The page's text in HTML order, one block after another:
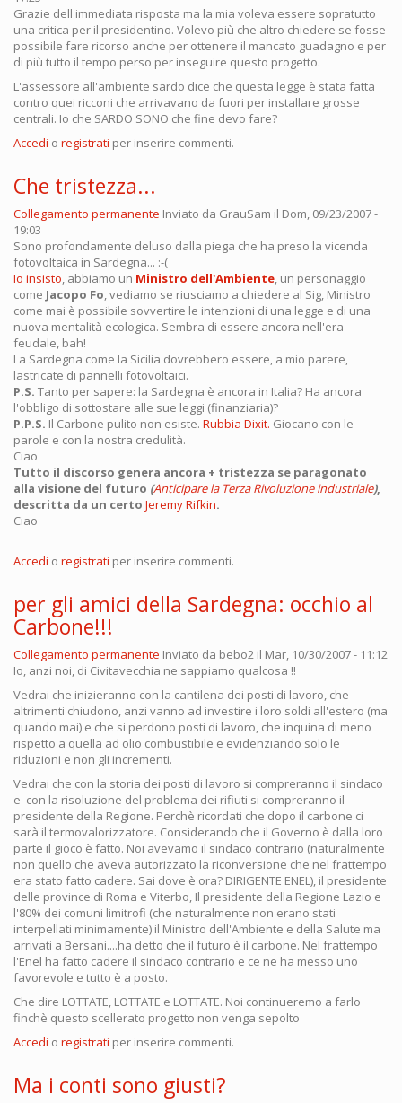
Grazie dell'immediata risposta ma la mia voleva essere sopratutto
una critica per il presidentino. Volevo più che altro chiedere se fosse
possibile fare ricorso anche per ottenere il mancato guadagno e per
di più tutto il tempo perso per inseguire questo progetto.
L'assessore all'ambiente sardo dice che questa legge è stata fatta
contro quei ricconi che arrivavano da fuori per installare grosse
centrali. Io che SARDO SONO che fine devo fare?
Accedi o registrati per inserire commenti.
Che tristezza...
Collegamento permanente Inviato da GrauSam il Dom, 09/23/2007 -
19:03
Sono profondamente deluso dalla piega che ha preso la vicenda
fotovoltaica in Sardegna... :-(
Io insisto , abbiamo un Ministro dell'Ambiente , un personaggio
come Jacopo Fo , vediamo se riusciamo a chiedere al Sig, Ministro
come mai è possibile sovvertire le intenzioni di una legge e di una
nuova mentalità ecologica. Sembra di essere ancora nell'era
feudale, bah!
La Sardegna come la Sicilia dovrebbero essere, a mio parere,
lastricate di pannelli fotovoltaici.
P.S. Tanto per sapere: la Sardegna è ancora in Italia? Ha ancora
l'obbligo di sottostare alle sue leggi (finanziaria)?
P.P.S. Il Carbone pulito non esiste. Rubbia Dixit. Giocano con le
parole e con la nostra credulità.
Ciao
Tutto il discorso genera ancora + tristezza se paragonato
alla visione del futuro (Anticipare la Terza Rivoluzione industriale),
descritta da un certo Jeremy Rifkin.
Ciao
Accedi o registrati per inserire commenti.
per gli amici della Sardegna: occhio al
Carbone!!!
Collegamento permanente Inviato da bebo2 il Mar, 10/30/2007 - 11:12
Io, anzi noi, di Civitavecchia ne sappiamo qualcosa !!
Vedrai che inizieranno con la cantilena dei posti di lavoro, che
altrimenti chiudono, anzi vanno ad investire i loro soldi all'estero (ma
quando mai) e che si perdono posti di lavoro, che inquina di meno
rispetto a quella ad olio combustibile e evidenziando solo le
riduzioni e non gli incrementi.
Vedrai che con la storia dei posti di lavoro si compreranno il sindaco
e con la risoluzione del problema dei rifiuti si compreranno il
presidente della Regione. Perchè ricordati che dopo il carbone ci
sarà il termovalorizzatore. Considerando che il Governo è dalla loro
parte il gioco è fatto. Noi avevamo il sindaco contrario (naturalmente
non quello che aveva autorizzato la riconversione che nel frattempo
era stato fatto cadere. Sai dove è ora? DIRIGENTE ENEL), il presidente
delle province di Roma e Viterbo, Il presidente della Regione Lazio e
l'80% dei comuni limitrofi (che naturalmente non erano stati
interpellati minimamente) il Ministro dell'Ambiente e della Salute ma
arrivati a Bersani....ha detto che il futuro è il carbone. Nel frattempo
l'Enel ha fatto cadere il sindaco contrario e ce ne ha messo uno
favorevole e tutto è a posto.
Che dire LOTTATE, LOTTATE e LOTTATE. Noi continueremo a farlo
finchè questo scellerato progetto non venga sepolto
Accedi o registrati per inserire commenti.
Ma i conti sono giusti?